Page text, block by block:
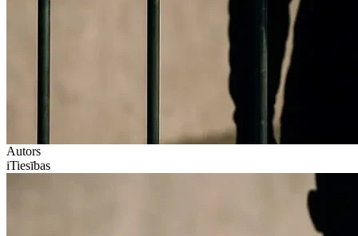
Autors
iTiesības